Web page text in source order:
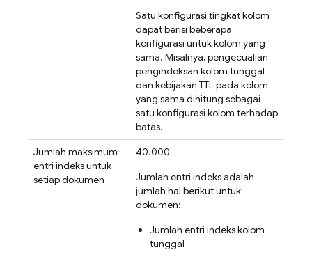
Satu konfigurasi tingkat kolom
dapat berisi beberapa
konfigurasi untuk kolom yang
sama. Misalnya, pengecualian
pengindeksan kolom tunggal
dan kebijakan TTL pada kolom
yang sama dihitung sebagai
satu konfigurasi kolom terhadap
batas.
Jumlah maksimum
entri indeks untuk
setiap dokumen
40.000
Jumlah entri indeks adalah
jumlah hal berikut untuk
dokumen:
Jumlah entri indeks kolom
tunggal